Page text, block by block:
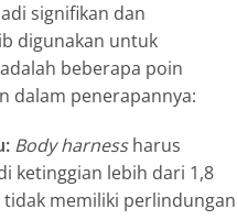
signifikan dan
digunakan untuk
beberapa poin
dalam penerapannya:
Body harnessharus
ketinggian lebih dari 1,8
memiliki perlindungan